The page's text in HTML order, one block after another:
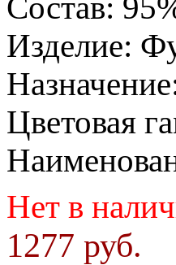
Состав:
Изделие:
Назначение
Цветовая
Нет в
1277 руб.